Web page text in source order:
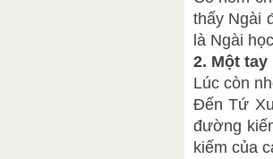
thấy Ngài
là Ngài
2. Một
Lúc còn
Đến Tứ
đường
kiếm của